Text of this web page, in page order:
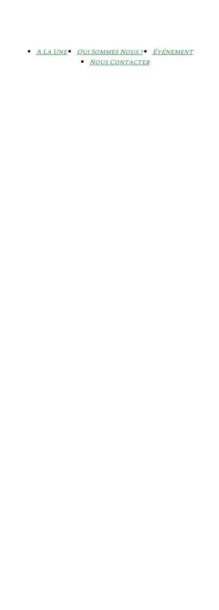
A La Une Qui Sommes Nous ?
Événement
Nous Contacter